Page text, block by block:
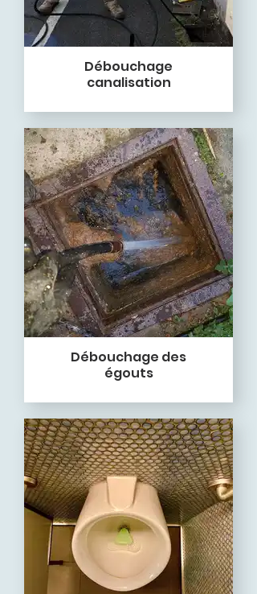
Débouchage
canalisation
Débouchage des
égouts